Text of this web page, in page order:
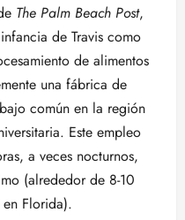
The Palm Beach Post,
de Travis como
de alimentos
una fábrica de
común en la región
Este empleo
a veces nocturnos,
(alrededor de 8-10
Florida).